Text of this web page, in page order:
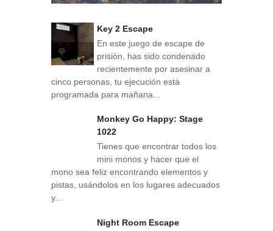
Key 2 Escape
En este juego de escape de
prisión, has sido condenado
recientemente por asesinar a
cinco personas, tu ejecución está
programada para mañana...
Monkey Go Happy: Stage
1022
Tienes que encontrar todos los
mini monos y hacer que el
mono sea feliz encontrando elementos y
pistas, usándolos en los lugares adecuados
y...
Night Room Escape